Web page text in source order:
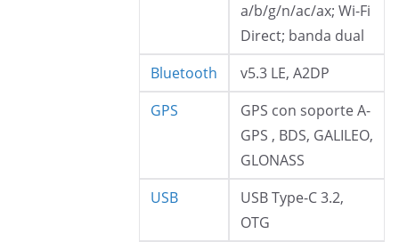
a/b/g/n/ac/ax; Wi-Fi
Direct; banda dual
Bluetooth
v5.3 LE, A2DP
GPS
GPS con soporte A-
GPS , BDS, GALILEO,
GLONASS
USB
USB Type-C 3.2,
OTG